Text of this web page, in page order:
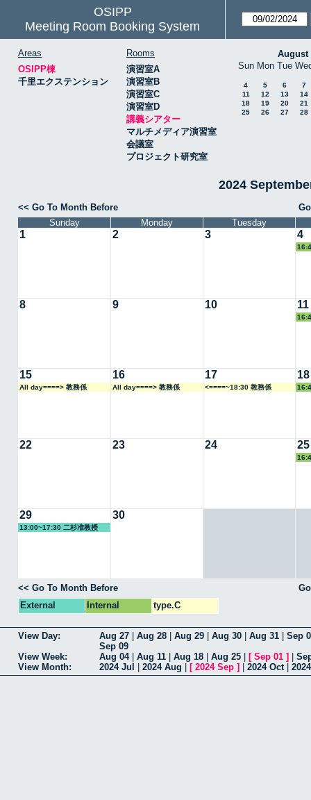
OSIPP
Meeting Room Booking System
Areas
OSIPP棟
千里エクステンション
Rooms
演習室A
演習室B
演習室C
演習室D
講義シアター
マルチメディア演習室
会議室
プロジェクト研究室
August
Sun Mon Tue
4 5 6
7
11
12 13
14
18
19 20
21
25
26 27 28
2024
<< Go To Month Before
Sunday
Monday Tuesday
1 2 3 4
8 9 10 11
15
All day====> 教務係
16
All day====> 教務係
17
<====~18:30 教務係
18
22 23 24 25
29
13:00~17:30 二杉准教授
30
<< Go To Month Before
External
Internal type.C
View Day: Aug 27 Aug 28 Aug 29 Aug 30 Aug 31
Sep
Sep 09
View Week:
Aug 04| Aug 11 Aug 18 Aug 25 [ Sep 01 ]
View Month:
2024 Jul 2024 Aug [ 2024 Sep ] 2024 Oct